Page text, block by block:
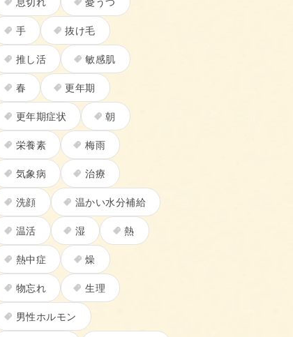
手 抜け毛
推し活 敏感肌
春 更年期
更年期症状 朝
栄養素 梅雨
気象病 治療
洗顔 温かい水分補給
温活 湿 熱
熱中症 燥
物忘れ 生理
男性ホルモン